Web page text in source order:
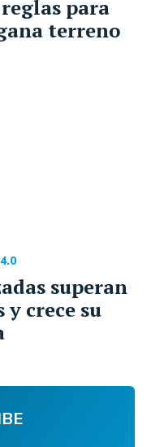
para
terreno
superan
crece su